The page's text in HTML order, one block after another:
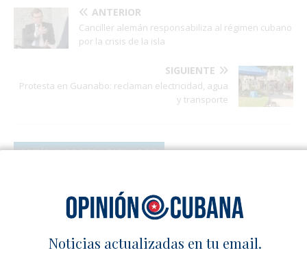
ANTERIOR
Canciller alemán responsabiliza al régimen cubano
por la crisis de la isla
SIGUIENTE
Protesta en Guanabo: reclaman electricidad, agua
y transporte
ARTÍCULOS RELACIONADOS
carbón para cocinar mientras el
régimen mantiene exportaciones
22 junio 2026 Redacción 0
Noticias actualizadas en tu email.